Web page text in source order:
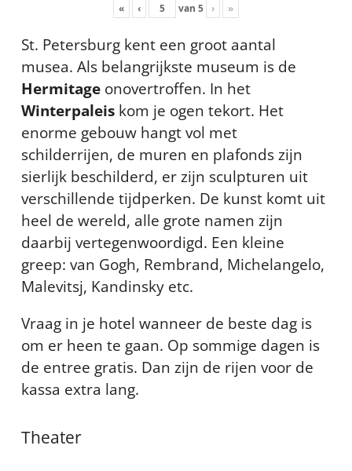
« ‹ van 5 › »
St. Petersburg kent een groot aantal
musea. Als belangrijkste museum is de
Hermitageonovertroffen. In het
Winterpaleiskom je ogen tekort. Het
enorme gebouw hangt vol met
schilderrijen, de muren en plafonds zijn
sierlijk beschilderd, er zijn sculpturen uit
verschillende tijdperken. De kunst komt uit
heel de wereld, alle grote namen zijn
daarbij vertegenwoordigd. Een kleine
greep: van Gogh, Rembrand, Michelangelo,
Malevitsj, Kandinsky etc.
Vraag in je hotel wanneer de beste dag is
om er heen te gaan. Op sommige dagen is
de entree gratis. Dan zijn de rijen voor de
kassa extra lang.
Theater